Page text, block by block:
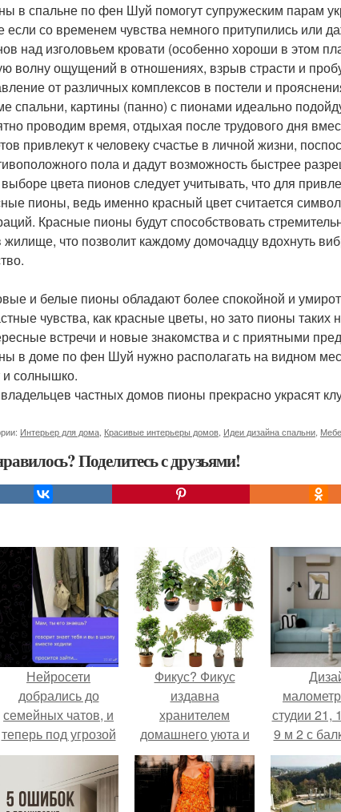
в спальне по фен Шуй помогут супружеским парам
если со временем чувства немного притупились или
над изголовьем кровати (особенно хороши в этом
волну ощущений в отношениях, взрыв страсти и
от различных комплексов в постели и
спальни, картины (панно) с пионами идеально
проводим время, отдыхая после трудового дня
привлекут к человеку счастье в личной жизни,
пола и дадут возможность быстрее
цвета пионов следует учитывать, что для
пионы, ведь именно красный цвет считается
Красные пионы будут способствовать
что позволит каждому домочадцу вдохнуть
и белые пионы обладают более спокойной и
чувства, как красные цветы, но зато пионы
встречи и новые знакомства и с приятными
в доме по фен Шуй нужно располагать на видном
и солнышко.
частных домов пионы прекрасно украсят
Интерьер для дома Красивые интерьеры домов Идеи дизайна спальни
Поделитесь с друзьями!
Нейросети
добрались до
семейных чатов, и
теперь под угрозой
мамины нервы.
Фикус? Фикус
издавна
хранителем
домашнего уюта и
стабильности
семейной жизни
считался.
студии 21,
9 м 2 с